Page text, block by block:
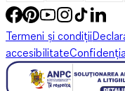
Termeni și condiții
accesibilitate